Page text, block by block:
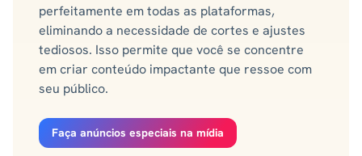
perfeitamente em todas as plataformas,
eliminando a necessidade de cortes e ajustes
tediosos. Isso permite que você se concentre
em criar conteúdo impactante que ressoe com
seu público.
Faça anúncios especiais na mídia